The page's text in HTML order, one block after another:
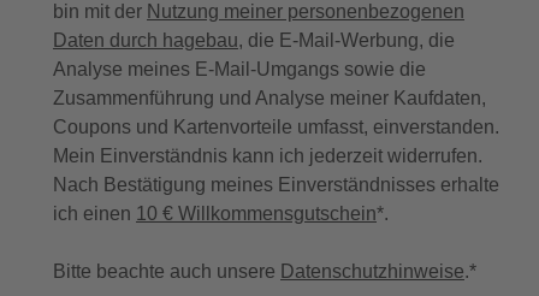
bin mit der Nutzung meiner personenbezogenen
Daten durch hagebau, die E-Mail-Werbung, die
Analyse meines E-Mail-Umgangs sowie die
Zusammenführung und Analyse meiner Kaufdaten,
Coupons und Kartenvorteile umfasst, einverstanden.
Mein Einverständnis kann ich jederzeit widerrufen.
Nach Bestätigung meines Einverständnisses erhalte
ich einen 10 € Willkommensgutschein*.
Bitte beachte auch unsere Datenschutzhinweise.